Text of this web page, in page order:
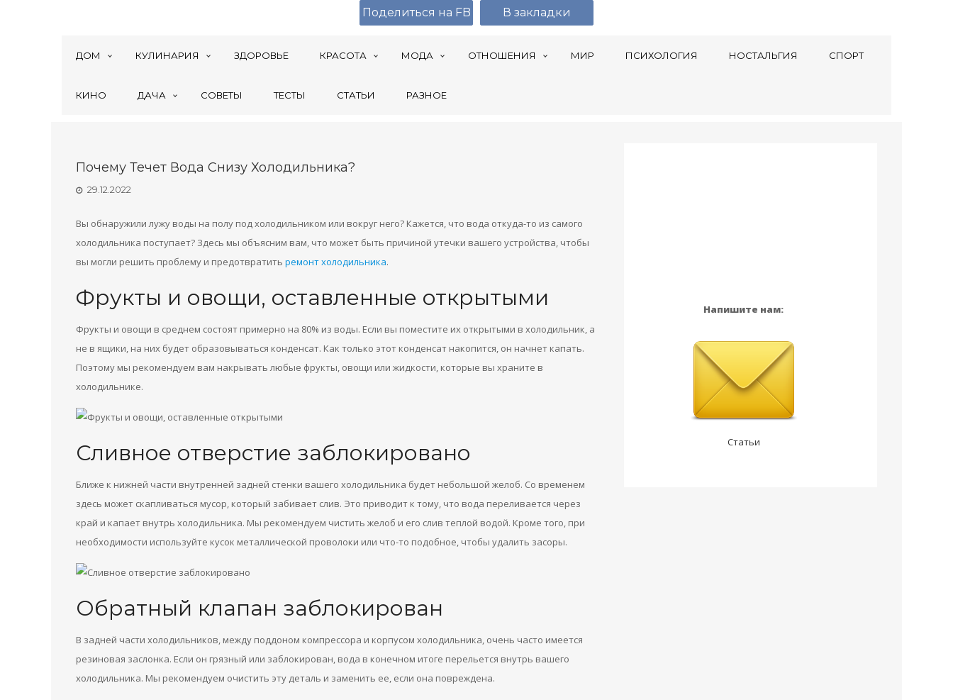
ДОМ КУЛИНАРИЯ ЗДОРОВЬЕ КРАСОТА МОДА ОТНОШЕНИЯ МИР ПСИХОЛОГИЯ НОСТАЛЬГИЯ СПОРТ
КИНО ДАЧА СОВЕТЫ ТЕСТЫ СТАТЬИ РАЗНОЕ
Почему Течет Вода Снизу Холодильника?
29.12.2022
Вы обнаружили лужу воды на полу под холодильником или вокруг него? Кажется, что вода откуда-то из самого
холодильника поступает? Здесь мы объясним вам, что может быть причиной утечки вашего устройства, чтобы
вы могли решить проблему и предотвратить ремонт холодильника.
Фрукты и овощи, оставленные открытыми
Фрукты и овощи в среднем состоят примерно на 80% из воды. Если вы поместите их открытыми в холодильник, а
не в ящики, на них будет образовываться конденсат. Как только этот конденсат накопится, он начнет капать.
Поэтому мы рекомендуем вам накрывать любые фрукты, овощи или жидкости, которые вы храните в
холодильнике.
Сливное отверстие заблокировано
Ближе к нижней части внутренней задней стенки вашего холодильника будет небольшой желоб. Со временем
здесь может скапливаться мусор, который забивает слив. Это приводит к тому, что вода переливается через
край и капает внутрь холодильника. Мы рекомендуем чистить желоб и его слив теплой водой. Кроме того, при
необходимости используйте кусок металлической проволоки или что-то подобное, чтобы удалить засоры.
Обратный клапан заблокирован
В задней части холодильников, между поддоном компрессора и корпусом холодильника, очень часто имеется
резиновая заслонка. Если он грязный или заблокирован, вода в конечном итоге перельется внутрь вашего
холодильника. Мы рекомендуем очистить эту деталь и заменить ее, если она повреждена.
Напишите нам:
Статьи
Поделиться на FB В закладки